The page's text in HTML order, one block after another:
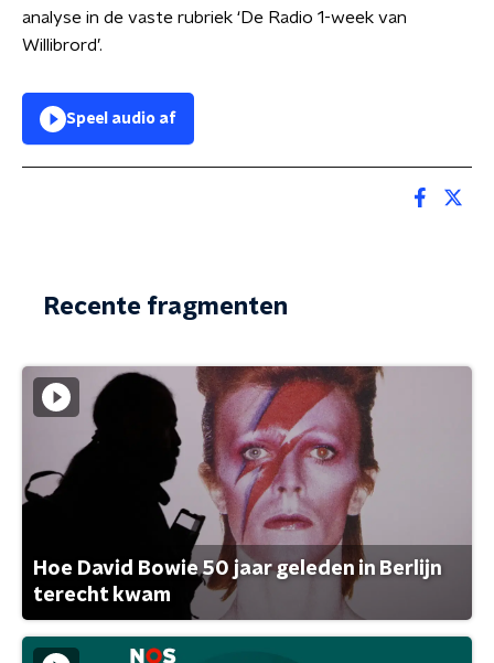
analyse in de vaste rubriek ‘De Radio 1-week van
Willibrord’.
Speel audio af
Recente fragmenten
Hoe David Bowie 50 jaar geleden in Berlijn
terecht kwam